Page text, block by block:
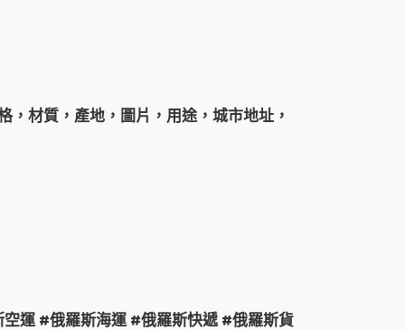
材質，產地，圖片，用途，城市地址，
運 #俄羅斯海運 #俄羅斯快遞 #俄羅斯貨